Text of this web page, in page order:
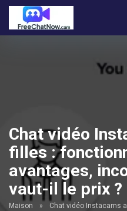
Chat vidéo
filles :
avantages,
vaut-il le prix ?
Maison »
Chat vidéo Instacams